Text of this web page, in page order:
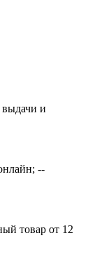
выдачи и
--
товар от 12